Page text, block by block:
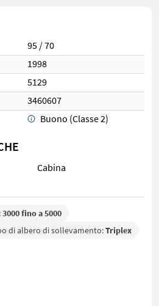
95 / 70
1998
5129
3460607
Buono (Classe 2)
Cabina
3000 fino a 5000
di albero di sollevamento:Triplex